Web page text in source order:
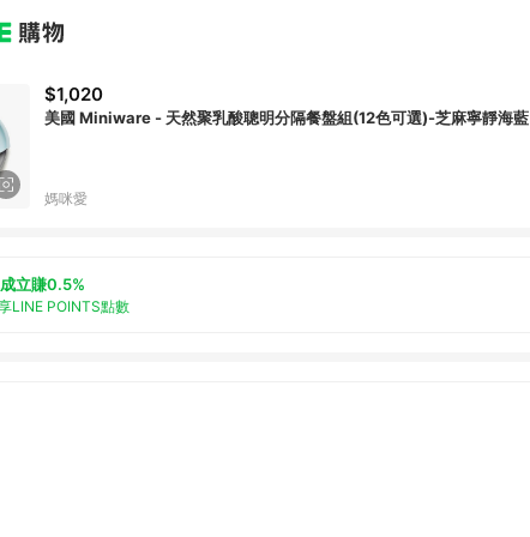
$1,020
美國 Miniware - 天然聚乳酸聰明分隔餐盤組(12色可選)-芝麻寧靜海藍
媽咪愛
立賺0.5%
LINE POINTS點數